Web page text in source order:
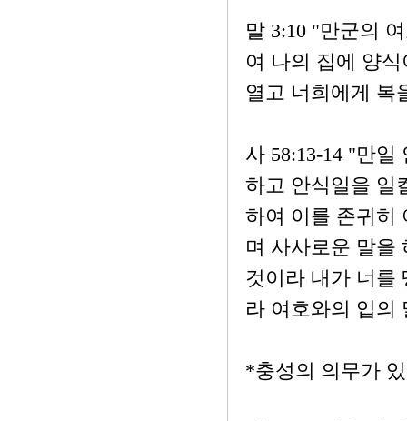
말 3:10 "만군의
여 나의 집에 양
열고 너희에게 복
사 58:13-14 "만
하고 안식일을 일
하여 이를 존귀히
며 사사로운 말을
것이라 내가 너를
라 여호와의 입의
*충성의 의무가